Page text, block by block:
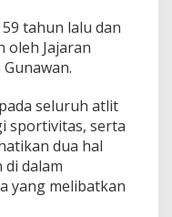
tahun lalu dan
oleh Jajaran
seluruh atlit
sportivitas, serta
dua hal
di dalam
yang melibatkan